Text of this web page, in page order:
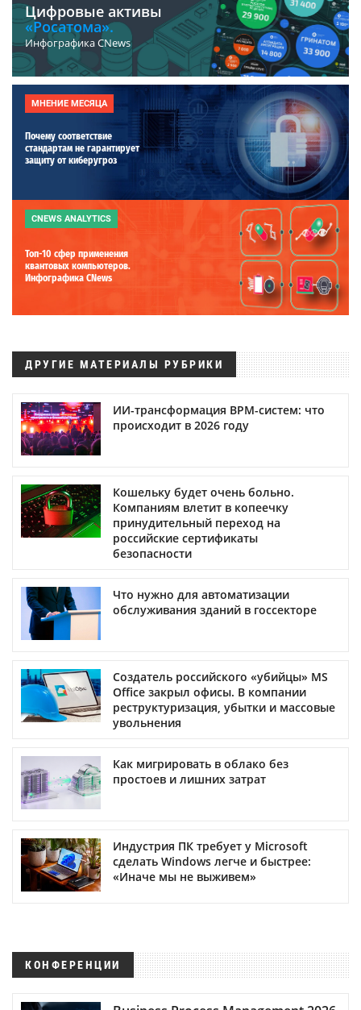
Цифровые активы
«Росатома».
Инфографика CNews
МНЕНИЕ МЕСЯЦА
Почему соответствие
стандартам не гарантирует
защиту от киберугроз
CNEWS ANALYTICS
Топ-10 сфер применения
квантовых компьютеров.
Инфографика CNews
ДРУГИЕ МАТЕРИАЛЫ РУБРИКИ
ИИ-трансформация BPM-систем: что
происходит в 2026 году
Кошельку будет очень больно.
Компаниям влетит в копеечку
принудительный переход на
российские сертификаты
безопасности
Что нужно для автоматизации
обслуживания зданий в госсекторе
Создатель российского «убийцы» MS
Office закрыл офисы. В компании
реструктуризация, убытки и массовые
увольнения
Как мигрировать в облако без
простоев и лишних затрат
Индустрия ПК требует у Microsoft
сделать Windows легче и быстрее:
«Иначе мы не выживем»
КОНФЕРЕНЦИИ